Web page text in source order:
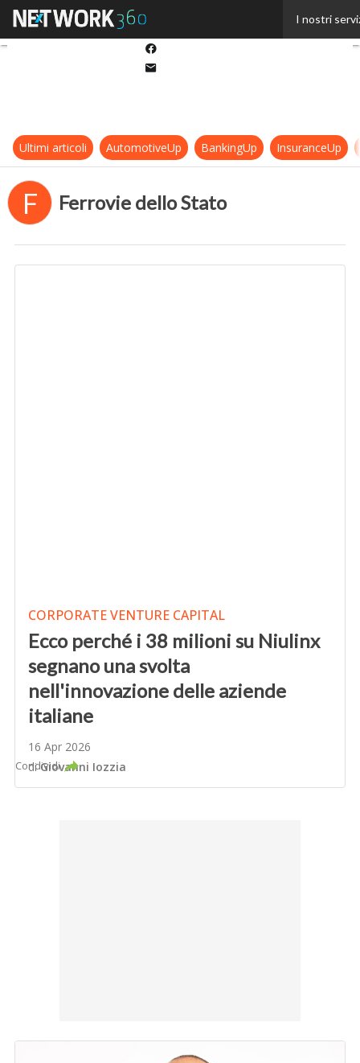
I nostri
Ultimi articoli AutomotiveUp BankingUp InsuranceUp
F Ferrovie dello Stato
CORPORATE VENTURE CAPITAL
Ecco perché i 38 milioni su Niulinx
segnano una svolta
nell'innovazione delle aziende
italiane
16 Apr 2026
diGiovanni Iozzia
Condividi